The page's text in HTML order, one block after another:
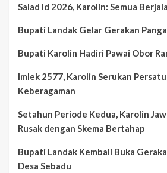
Salad Id 2026, Karolin: Semua
Bupati Landak Gelar Gerakan
Bupati Karolin Hadiri Pawai Obor
Imlek 2577, Karolin Serukan
Keberagaman
Setahun Periode Kedua, Karolin
Rusak dengan Skema Bertahap
Bupati Landak Kembali Buka
Desa Sebadu